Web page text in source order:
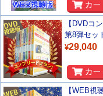
【DVDコ
第8弾セッ
¥29,040
【WEB視